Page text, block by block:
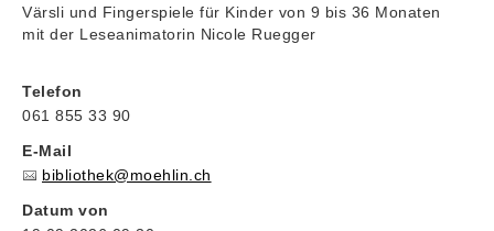
Värsli und Fingerspiele für Kinder von 9 bis 36 Monaten
mit der Leseanimatorin Nicole Ruegger
Telefon
061 855 33 90
E-Mail
bibliothek@moehlin.ch
Datum von